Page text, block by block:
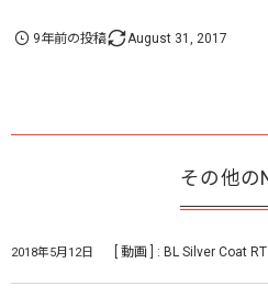
9年前の投稿 August 31,2017
その他の
2018年5月12日 [ 動画 ] : BL Silver Coat